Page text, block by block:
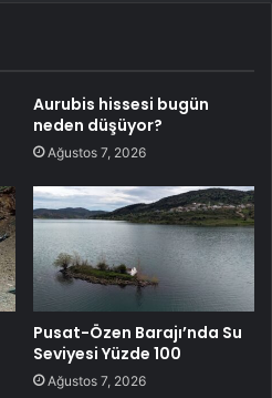
Aurubis hissesi bugün
neden düşüyor?
Ağustos 7, 2026
Pusat-Özen Barajı’nda Su
Seviyesi Yüzde 100
Ağustos 7, 2026